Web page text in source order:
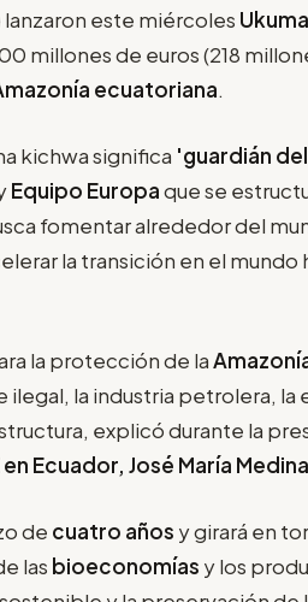
lanzaron este miércoles
millones de euros (218
ecuatoriana.
kichwa significa 'guardián
Equipo Europaque se
fomentar alrededor del
la transición en el mundo
la protección de la
ilegal, la industria petrolera, la
explicó durante la
Ecuador, José María Medina
de cuatro años y girará en
las bioeconomías y los